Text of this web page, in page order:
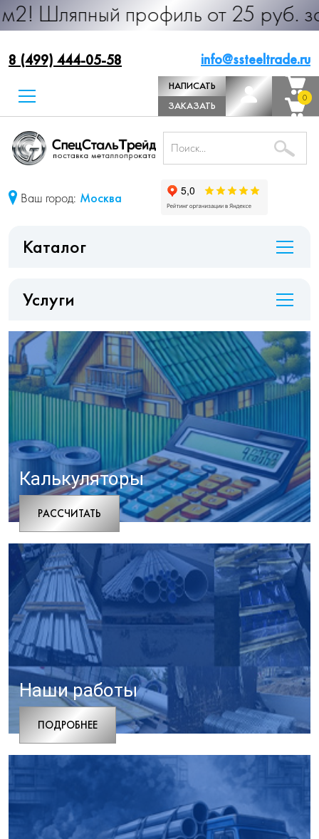
профиль от 25 руб. за м.п.
8 (499) 444-05-58 info@ssteeltrade.ru
НАПИСАТЬ
ДИРЕКТОРУ
ЗАКАЗАТЬ
ЗВОНОК
0
0
Ваш город: Москва
Каталог
Услуги
Калькуляторы
РАCСЧИТАТЬ
Наши работы
ПОДРОБНЕЕ